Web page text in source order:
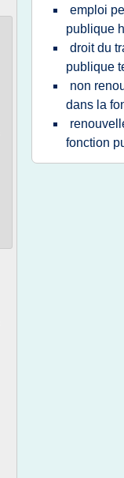
emploi
publique
droit du
publique
non
dans la
fonction